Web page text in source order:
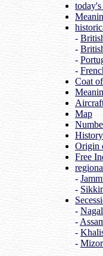
-
-
-
-
Coat
Map
History
Origin
Free
-
-
-
-
-
-